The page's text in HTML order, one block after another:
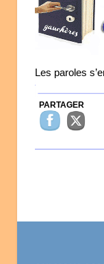
Les paroles
PARTAGER